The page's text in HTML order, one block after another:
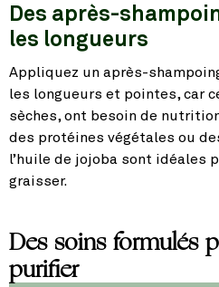
Des après-
les longueurs
Appliquez un après-
les longueurs et pointes, car
sèches, ont besoin de
des protéines végétales ou
l’huile de jojoba sont idéales
graisser.
Des soins formulés
purifier